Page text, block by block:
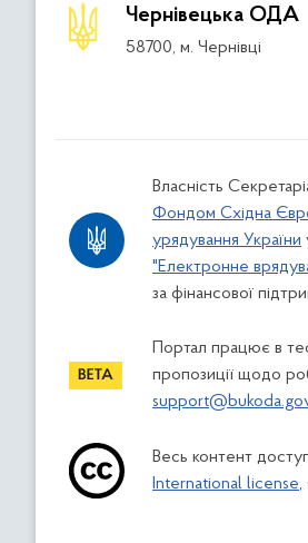
Чернівецька ОДА
58700, м. Чернівці
Власність
Фондом Східна
урядування України
"Електронне
за фінансової
Портал працює в
пропозиції щодо
Весь контент
International license,